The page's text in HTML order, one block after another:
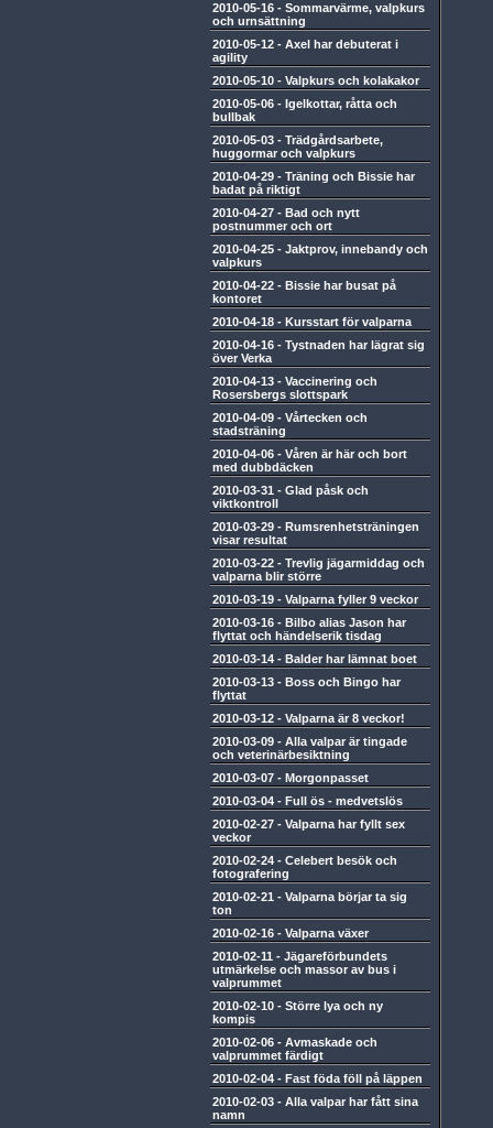
2010-05-16 - Sommarvärme, valpkurs
och urnsättning
2010-05-12 - Axel har debuterat i
agility
2010-05-10 - Valpkurs och kolakakor
2010-05-06 - Igelkottar, råtta och
bullbak
2010-05-03 - Trädgårdsarbete,
huggormar och valpkurs
2010-04-29 - Träning och Bissie har
badat på riktigt
2010-04-27 - Bad och nytt
postnummer och ort
2010-04-25 - Jaktprov, innebandy och
valpkurs
2010-04-22 - Bissie har busat på
kontoret
2010-04-18 - Kursstart för valparna
2010-04-16 - Tystnaden har lägrat sig
över Verka
2010-04-13 - Vaccinering och
Rosersbergs slottspark
2010-04-09 - Vårtecken och
stadsträning
2010-04-06 - Våren är här och bort
med dubbdäcken
2010-03-31 - Glad påsk och
viktkontroll
2010-03-29 - Rumsrenhetsträningen
visar resultat
2010-03-22 - Trevlig jägarmiddag och
valparna blir större
2010-03-19 - Valparna fyller 9 veckor
2010-03-16 - Bilbo alias Jason har
flyttat och händelserik tisdag
2010-03-14 - Balder har lämnat boet
2010-03-13 - Boss och Bingo har
flyttat
2010-03-12 - Valparna är 8 veckor!
2010-03-09 - Alla valpar är tingade
och veterinärbesiktning
2010-03-07 - Morgonpasset
2010-03-04 - Full ös - medvetslös
2010-02-27 - Valparna har fyllt sex
veckor
2010-02-24 - Celebert besök och
fotografering
2010-02-21 - Valparna börjar ta sig
ton
2010-02-16 - Valparna växer
2010-02-11 - Jägareförbundets
utmärkelse och massor av bus i
valprummet
2010-02-10 - Större lya och ny
kompis
2010-02-06 - Avmaskade och
valprummet färdigt
2010-02-04 - Fast föda föll på läppen
2010-02-03 - Alla valpar har fått sina
namn